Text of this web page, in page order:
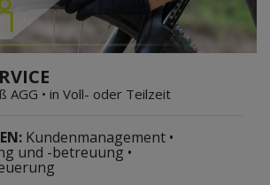
AGG • in Voll- oder Teilzeit
Kundenmanagement •
und -betreuung •